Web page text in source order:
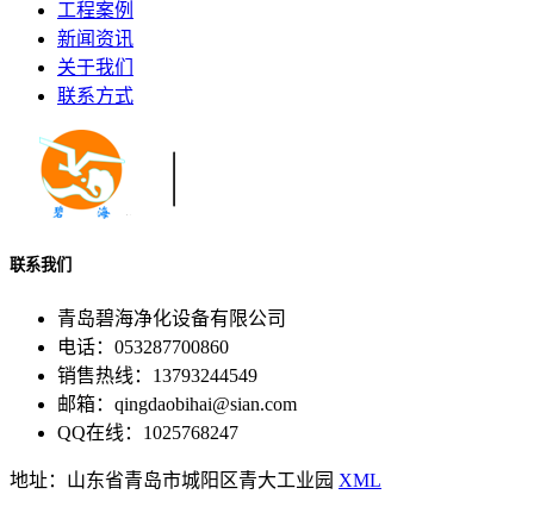
工程案例
新闻资讯
关于我们
联系方式
联系我们
青岛碧海净化设备有限公司
电话：053287700860
销售热线：13793244549
邮箱：qingdaobihai@sian.com
QQ在线：1025768247
地址：山东省青岛市城阳区青大工业园 XML